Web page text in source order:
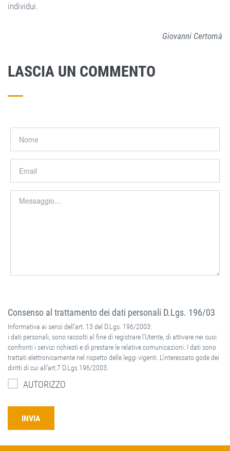
individui.
Giovanni Certomà
LASCIA UN COMMENTO
Consenso al trattamento dei dati personali D.Lgs. 196/03
Informativa ai sensi dell’art. 13 del D.Lgs. 196/2003:
i dati personali, sono raccolti al fine di registrare l’Utente, di attivare nei suoi
confronti i servizi richiesti e di prestare le relative comunicazioni. I dati sono
trattati elettronicamente nel rispetto delle leggi vigenti. L’interessato gode dei
diritti di cui all’art.7 D.Lgs 196/2003.
AUTORIZZO